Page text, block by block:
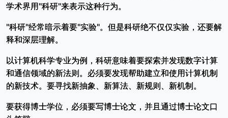
学术界用"科研"来表示这种行为。
"科研"经常暗示着要"实验"。但是科研绝不仅仅实验，还要解
释和深层理解。
以计算机科学专业为例，科研意味着要探索并发现数字计算
和通信领域的新法则。必须要发现帮助建立和使用计算机制
的新技术。要寻找新抽象、新算法、新规则、新机制。
要获得博士学位，必须要写博士论文，并且通过博士论文口